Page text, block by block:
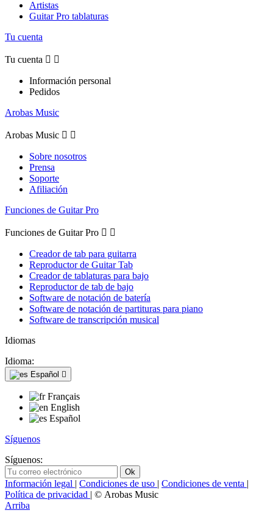
Artistas
Guitar Pro tablaturas
Tu cuenta
Tu cuenta  
Información personal
Pedidos
Arobas Music
Arobas Music  
Sobre nosotros
Prensa
Soporte
Afiliación
Funciones de Guitar Pro
Funciones de Guitar Pro  
Creador de tab para guitarra
Reproductor de Guitar Tab
Creador de tablaturas para bajo
Reproductor de tab de bajo
Software de notación de batería
Software de notación de partituras para piano
Software de transcripción musical
Idiomas
Idioma:
Español 
Français
English
Español
Síguenos
Síguenos:
Información legal | Condiciones de uso | Condiciones de venta |
Política de privacidad | © Arobas Music
Arriba